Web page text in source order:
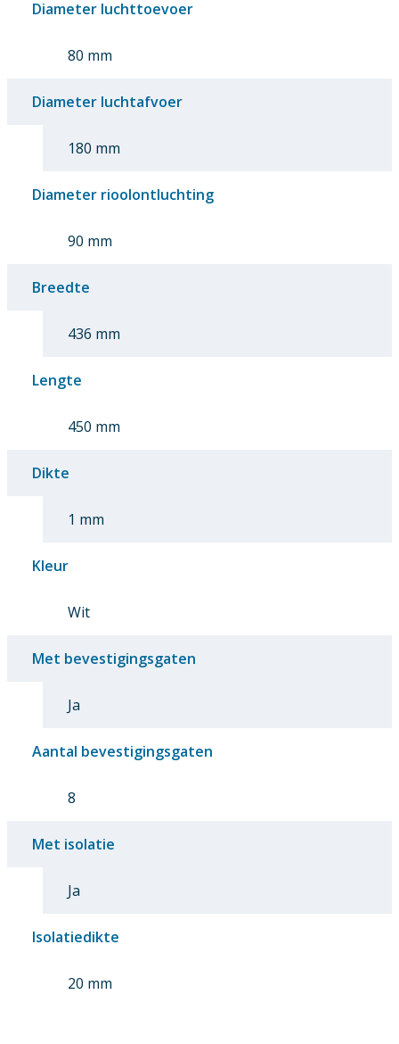
Diameter luchttoevoer
80 mm
Diameter luchtafvoer
180 mm
Diameter rioolontluchting
90 mm
Breedte
436 mm
Lengte
450 mm
Dikte
1 mm
Kleur
Wit
Met bevestigingsgaten
Ja
Aantal bevestigingsgaten
8
Met isolatie
Ja
Isolatiedikte
20 mm